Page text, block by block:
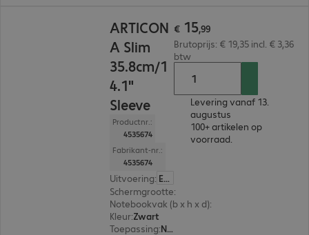
ARTICON
A Slim
35.8cm/1
4.1"
Sleeve
Productnr.:
4535674
Fabrikant-nr.:
4535674
Uitvoering: Europa
Schermgrootte:
Notebookvak (b x h x d):
Kleur:Zwart
Toepassing: Notebook, Tablet
€ 15,99
Brutoprijs: € 19,35 incl. € 3,36
btw
Levering vanaf 13.
augustus
100+ artikelen op
voorraad.